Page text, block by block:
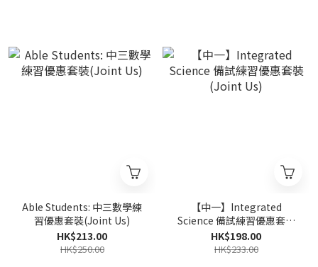
Able Students: 中三數學練
習優惠套裝(Joint Us)
HK$213.00
HK$250.00
【中一】Integrated
Science 備試練習優惠套裝
(Joint Us)
HK$198.00
HK$233.00